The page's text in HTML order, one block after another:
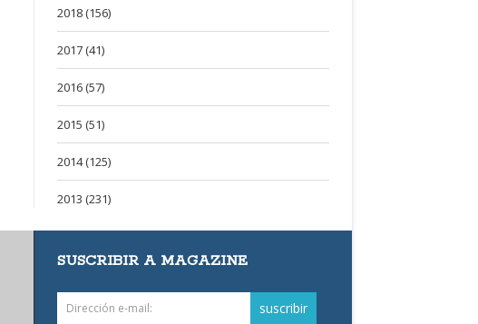
2018 (156)
2017 (41)
2016 (57)
2015 (51)
2014 (125)
2013 (231)
SUSCRIBIR A MAGAZINE